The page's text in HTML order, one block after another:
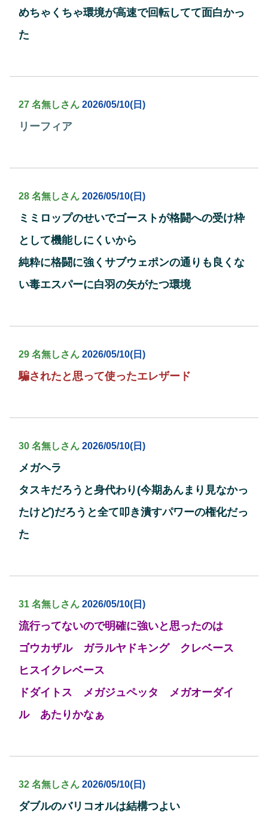
めちゃくちゃ環境が高速で回転してて面白かっ
た
27 名無しさん 2026/05/10(日)
リーフィア
28 名無しさん 2026/05/10(日)
ミミロップのせいでゴーストが格闘への受け枠
として機能しにくいから
純粋に格闘に強くサブウェポンの通りも良くな
い毒エスパーに白羽の矢がたつ環境
29 名無しさん 2026/05/10(日)
騙されたと思って使ったエレザード
30 名無しさん 2026/05/10(日)
メガヘラ
タスキだろうと身代わり(今期あんまり見なかっ
たけど)だろうと全て叩き潰すパワーの権化だっ
た
31 名無しさん 2026/05/10(日)
流行ってないので明確に強いと思ったのは
ゴウカザル ガラルヤドキング クレベース
ヒスイクレベース
ドダイトス メガジュペッタ メガオーダイ
ル あたりかなぁ
32 名無しさん 2026/05/10(日)
ダブルのバリコオルは結構つよい